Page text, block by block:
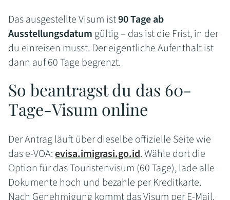
Das ausgestellte Visum ist90 Tage ab
Ausstellungsdatum gültig – das ist die Frist, in der
du einreisen musst. Der eigentliche Aufenthalt ist
dann auf 60 Tage begrenzt.
So beantragst du das 60-
Tage-Visum online
Der Antrag läuft über dieselbe offizielle Seite wie
das e-VOA:evisa.imigrasi.go.id. Wähle dort die
Option für das Touristenvisum (60 Tage), lade alle
Dokumente hoch und bezahle per Kreditkarte.
Nach Genehmigung kommt das Visum per E-Mail.